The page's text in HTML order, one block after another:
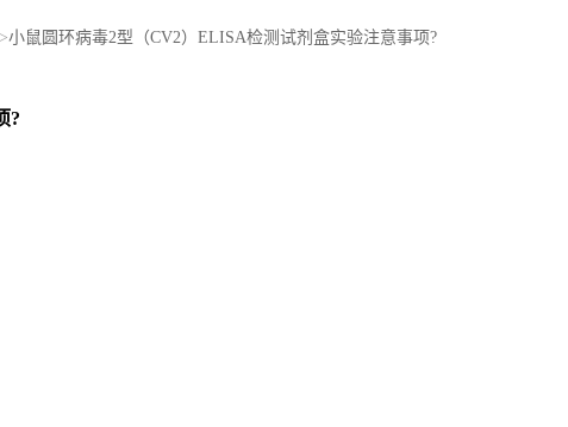
小鼠圆环病毒2型（CV2）ELISA检测试剂盒实验注意事项?
?